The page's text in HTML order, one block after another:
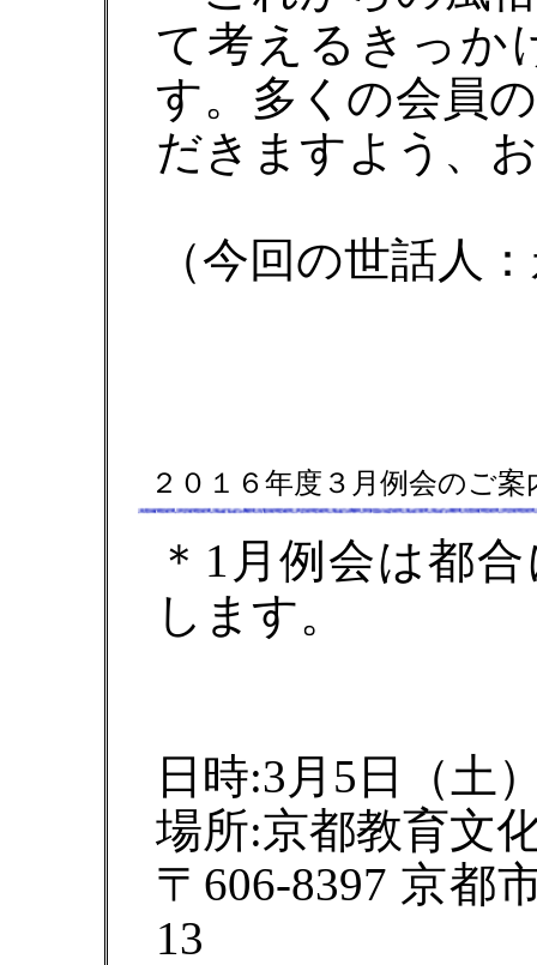
て考えるきっか
す。多くの会員
だきますよう、
（今回の世話人
２０１６年度３月例会のご案
＊1月例会は都
します。
日時:3月5日（土
場所:京都教育文
〒606-8397 京都
13